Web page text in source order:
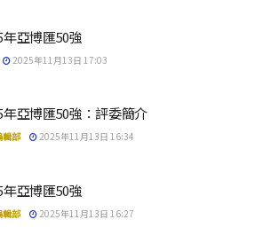
年亞博匯50強
2025年11月13日 17:03
年亞博匯50強：評委簡介
輯部 2025年11月13日 16:34
年亞博匯50強
輯部 2025年11月13日 16:27